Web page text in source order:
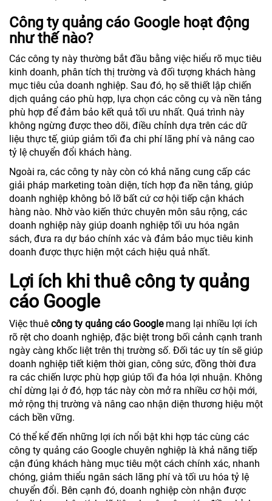
Công ty quảng cáo Google hoạt động
như thế nào?
Các công ty này thường bắt đầu bằng việc hiểu rõ mục tiêu
kinh doanh, phân tích thị trường và đối tượng khách hàng
mục tiêu của doanh nghiệp. Sau đó, họ sẽ thiết lập chiến
dịch quảng cáo phù hợp, lựa chọn các công cụ và nền tảng
phù hợp để đảm bảo kết quả tối ưu nhất. Quá trình này
không ngừng được theo dõi, điều chỉnh dựa trên các dữ
liệu thực tế, giúp giảm tối đa chi phí lãng phí và nâng cao
tỷ lệ chuyển đổi khách hàng.
Ngoài ra, các công ty này còn có khả năng cung cấp các
giải pháp marketing toàn diện, tích hợp đa nền tảng, giúp
doanh nghiệp không bỏ lỡ bất cứ cơ hội tiếp cận khách
hàng nào. Nhờ vào kiến thức chuyên môn sâu rộng, các
doanh nghiệp này giúp doanh nghiệp tối ưu hóa ngân
sách, đưa ra dự báo chính xác và đảm bảo mục tiêu kinh
doanh được thực hiện một cách hiệu quả nhất.
Lợi ích khi thuê công ty quảng
cáo Google
Việc thuê công ty quảng cáo Googlemang lại nhiều lợi ích
rõ rệt cho doanh nghiệp, đặc biệt trong bối cảnh cạnh tranh
ngày càng khốc liệt trên thị trường số. Đối tác uy tín sẽ giúp
doanh nghiệp tiết kiệm thời gian, công sức, đồng thời đưa
ra các chiến lược phù hợp giúp tối đa hóa lợi nhuận. Không
chỉ dừng lại ở đó, hợp tác này còn mở ra nhiều cơ hội mới,
mở rộng thị trường và nâng cao nhận diện thương hiệu một
cách bền vững.
Có thể kể đến những lợi ích nổi bật khi hợp tác cùng các
công ty quảng cáo Google chuyên nghiệp là khả năng tiếp
cận đúng khách hàng mục tiêu một cách chính xác, nhanh
chóng, giảm thiểu ngân sách lãng phí và tối ưu hóa tỷ lệ
chuyển đổi. Bên cạnh đó, doanh nghiệp còn nhận được